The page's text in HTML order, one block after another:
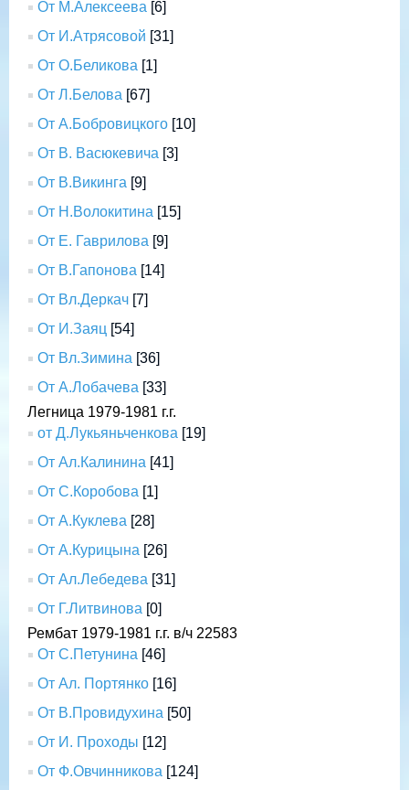
От М.Алексеева [6]
От И.Атрясовой [31]
От О.Беликова [1]
От Л.Белова [67]
От А.Бобровицкого [10]
От В. Васюкевича [3]
От В.Викинга [9]
От Н.Волокитина [15]
От Е. Гаврилова [9]
От В.Гапонова [14]
От Вл.Деркач [7]
От И.Заяц [54]
От Вл.Зимина [36]
От А.Лобачева [33]
Легница 1979-1981 г.г.
от Д.Лукьяньченкова [19]
От Ал.Калинина [41]
От С.Коробова [1]
От А.Куклева [28]
От А.Курицына [26]
От Ал.Лебедева [31]
От Г.Литвинова [0]
Рембат 1979-1981 г.г. в/ч 22583
От С.Петунина [46]
От Ал. Портянко [16]
От В.Провидухина [50]
От И. Проходы [12]
От Ф.Овчинникова [124]